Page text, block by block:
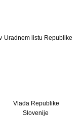
Uradnem listu Republike
Vlada Republike
Slovenije